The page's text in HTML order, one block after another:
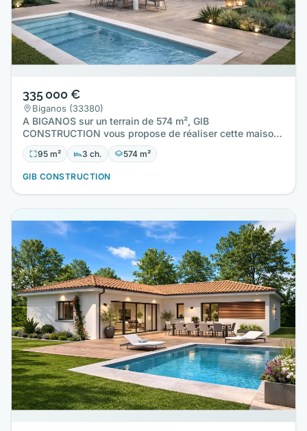
335 000 €
Biganos (33380)
A BIGANOS sur un terrain de 574 m², GIB
CONSTRUCTION vous propose de réaliser cette maison
neuve d'une surface de 95 m²…
95 m² 3 ch. 574 m²
GIB CONSTRUCTION